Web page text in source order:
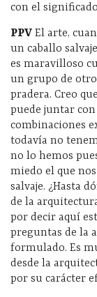
con el
PPV El arte,
un caballo
es maravilloso
un grupo de
pradera. Creo
puede juntar
combinaciones
todavía no
no lo hemos
miedo el que
salvaje. ¿Hasta
de la
por decir aquí
preguntas de la
formulado. Es
desde la
por su carácter